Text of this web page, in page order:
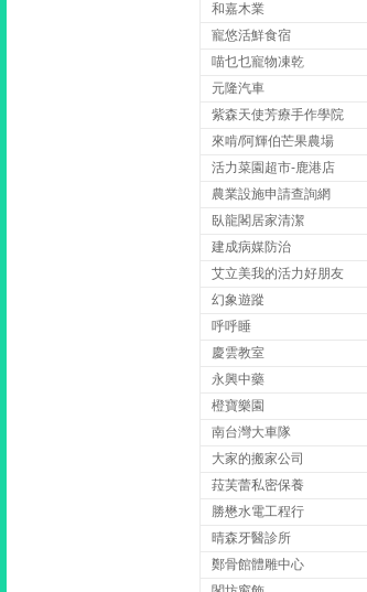
和嘉木業
寵悠活鮮食宿
喵乜乜寵物凍乾
元隆汽車
紫森天使芳療手作學院
來啃/阿輝伯芒果農場
活力菜園超市-鹿港店
農業設施申請查詢網
臥龍閣居家清潔
建成病媒防治
艾立美我的活力好朋友
幻象遊蹤
呼呼睡
慶雲教室
永興中藥
橙寶樂園
南台灣大車隊
大家的搬家公司
菈芙蕾私密保養
勝懋水電工程行
晴森牙醫診所
鄭骨館體雕中心